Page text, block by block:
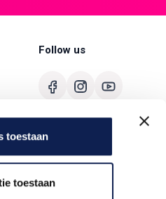
toestaan
toestaan
Follow us